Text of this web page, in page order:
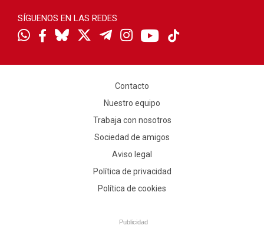
SÍGUENOS EN LAS REDES
Contacto
Nuestro equipo
Trabaja con nosotros
Sociedad de amigos
Aviso legal
Política de privacidad
Política de cookies
Publicidad